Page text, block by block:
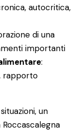
autocritica,
di una
importanti
:
rapporto
un